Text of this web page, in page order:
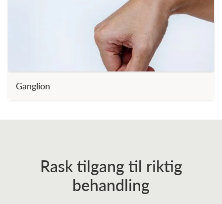
Ganglion
Rask tilgang til riktig
behandling